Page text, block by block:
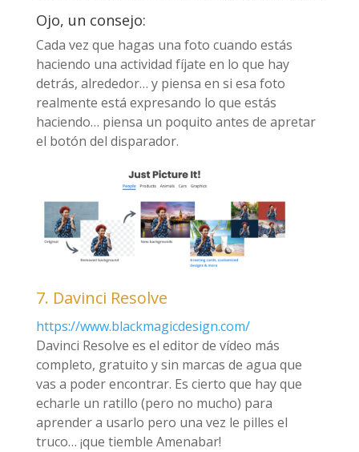
Ojo, un consejo:
Cada vez que hagas una foto cuando estás
haciendo una actividad fíjate en lo que hay
detrás, alrededor… y piensa en si esa foto
realmente está expresando lo que estás
haciendo… piensa un poquito antes de apretar
el botón del disparador.
7. Davinci Resolve
https://www.blackmagicdesign.com/
Davinci Resolve es el editor de vídeo más
completo, gratuito y sin marcas de agua que
vas a poder encontrar. Es cierto que hay que
echarle un ratillo (pero no mucho) para
aprender a usarlo pero una vez le pilles el
truco… ¡que tiemble Amenabar!